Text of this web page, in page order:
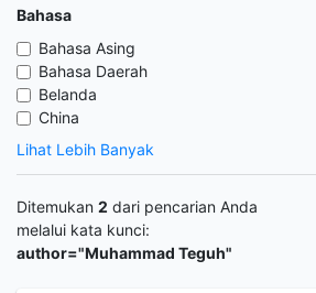
Bahasa
Bahasa Asing
Bahasa Daerah
Belanda
China
Lihat Lebih Banyak
Ditemukan 2 dari pencarian Anda
melalui kata kunci:
author="Muhammad Teguh"